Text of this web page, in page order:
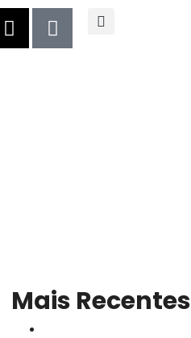
Mais Recentes